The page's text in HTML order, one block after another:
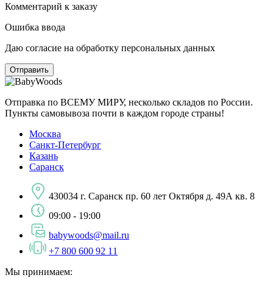
Комментарий к заказу
Ошибка ввода
Даю согласие на обработку персональных данных
Отправка по ВСЕМУ МИРУ, несколько складов по России.
Пункты самовывоза почти в каждом городе страны!
Москва
Санкт-Петербург
Казань
Саранск
430034 г. Саранск пр. 60 лет Октября д. 49А кв. 8
09:00 - 19:00
babywoods@mail.ru
+7 800 600 92 11
Мы принимаем: